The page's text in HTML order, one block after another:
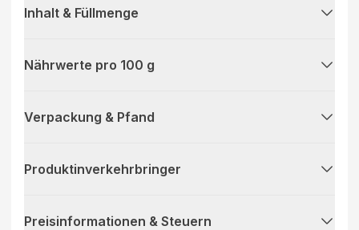
Inhalt & Füllmenge
Nährwerte pro 100 g
Verpackung & Pfand
Produktinverkehrbringer
Preisinformationen & Steuern